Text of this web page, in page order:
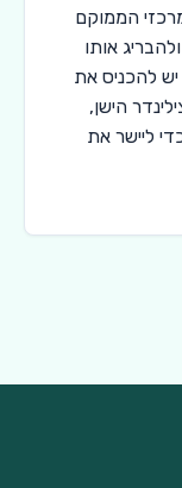
הממוקם
אותו
להכניס את
הישן,
ליישר את